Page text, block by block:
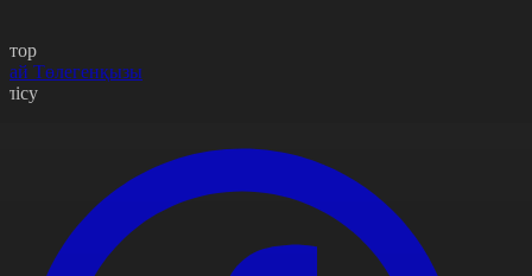
Төлегенқызы